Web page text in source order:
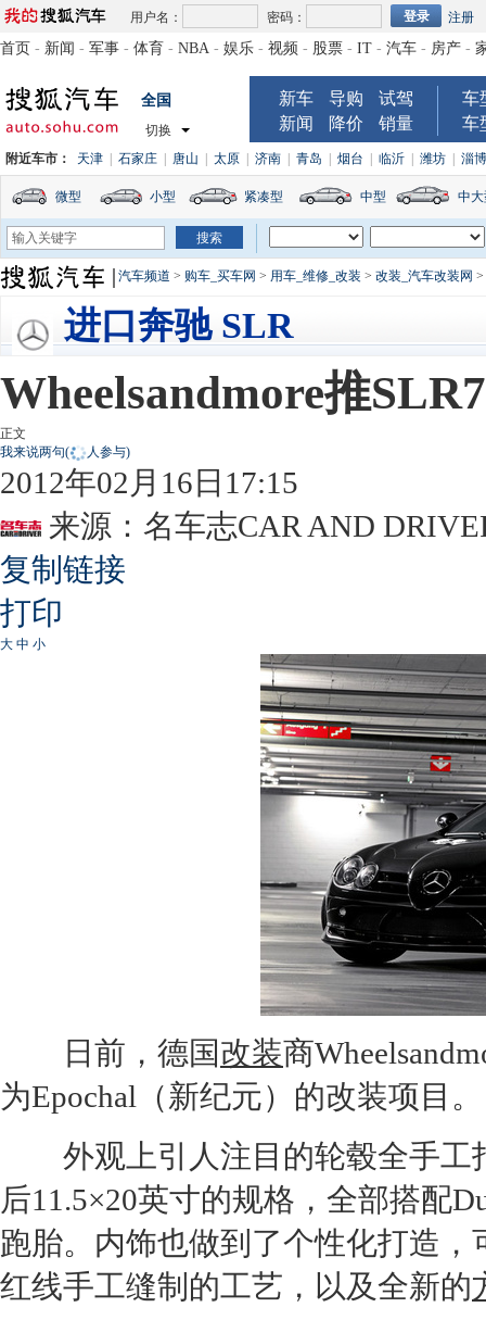
用户名： 密码： 注册
首页 - 新闻 - 军事 - 体育 - NBA - 娱乐 - 视频 - 股票 - IT - 汽车 - 房产 -
全国
切换
新车 导购
试驾
新闻
降价 销量
车
车
附近车市： 天津 石家庄 唐山 太原 济南 青岛 烟台 临沂 潍坊 淄博
微型 小型 紧凑型 中型 中
汽车频道 > 购车_买车网 > 用车_维修_改装 > 改装_汽车改装网 >
进口奔驰 SLR
Wheelsandmore推
正文
我来说两句( 人参与)
2012年02月16日17:15
来源： 名车志CAR AND
复制链接
打印
大 中 小
日前，德国改装商
为Epochal（新纪元）的改装项目。
外观上引人注目的轮毂全手工
后11.5×20英寸的规格，全部搭配
跑胎。内饰也做到了个性化打造
红线手工缝制的工艺，以及全新的